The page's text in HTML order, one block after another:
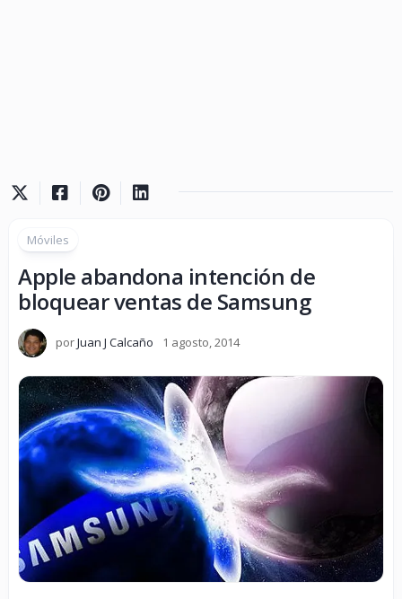
Móviles
Apple abandona intención de
bloquear ventas de Samsung
porJuan J Calcaño 1 agosto, 2014